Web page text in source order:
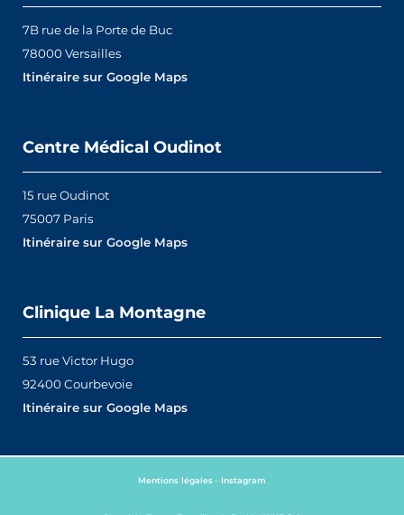
7B rue de la Porte de Buc
78000 Versailles
Itinéraire sur Google Maps
Centre Médical Oudinot
15 rue Oudinot
75007 Paris
Itinéraire sur Google Maps
Clinique La Montagne
53 rue Victor Hugo
92400 Courbevoie
Itinéraire sur Google Maps
Mentions légales– Instagram